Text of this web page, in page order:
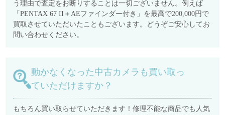
う理由で査定をお断りすることは一切ございません。例えば
「PENTAX 67 II＋AEファインダー付き」を最高で200,000円で
買取させていただいたこともございます。どうぞご安心してお
問い合わせください。
動かなくなった中古カメラも買い取っ
ていただけますか？
もちろん買い取らせていただきます！修理不能な商品でも人気